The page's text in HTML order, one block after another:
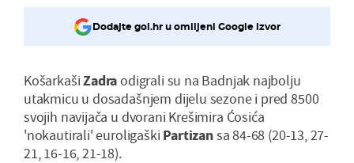
Dodajte gol.hr u omiljeni Google izvor
KošarkašiZadraodigrali su na Badnjak najbolju
utakmicu u dosadašnjem dijelu sezone i pred 8500
svojih navijača u dvorani Krešimira Ćosića
'nokautirali' euroligaški Partizansa 84-68 (20-13, 27-
21, 16-16, 21-18).